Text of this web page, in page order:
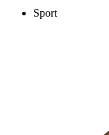
Sport